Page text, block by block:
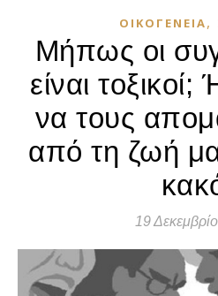
ΟΙΚΟΓΈΝΕΙΑ,
Μήπως οι
είναι
να τους
από τη ζωή
19